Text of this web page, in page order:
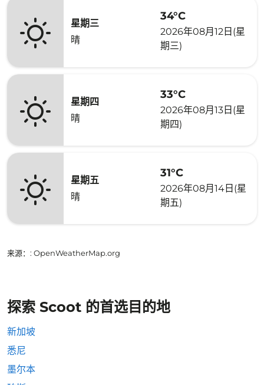
星期三
晴
34°C
2026年08月12日(星
期三)
星期四
晴
33°C
2026年08月13日(星
期四)
星期五
晴
31°C
2026年08月14日(星
期五)
来源： : OpenWeatherMap.org
探索 Scoot 的首选目的地
新加坡
悉尼
墨尔本